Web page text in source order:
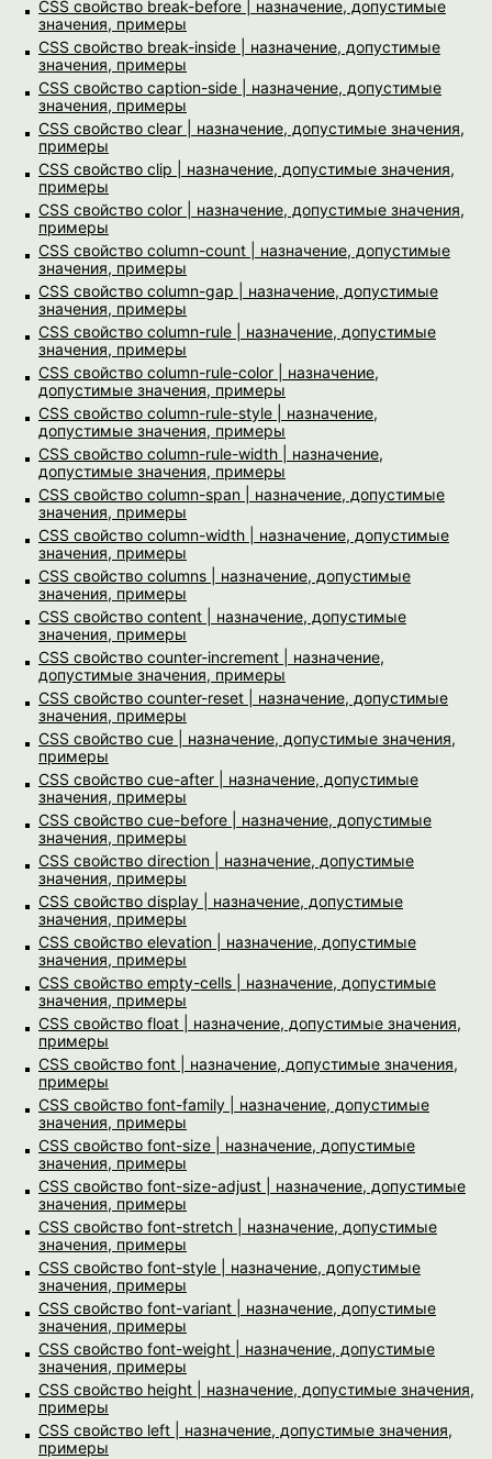
CSS свойство break-before | назначение, допустимые
значения, примеры
CSS свойство break-inside | назначение, допустимые
значения, примеры
CSS свойство caption-side | назначение, допустимые
значения, примеры
CSS свойство clear | назначение, допустимые значения,
примеры
CSS свойство clip | назначение, допустимые значения,
примеры
CSS свойство color | назначение, допустимые значения,
примеры
CSS свойство column-count | назначение, допустимые
значения, примеры
CSS свойство column-gap | назначение, допустимые
значения, примеры
CSS свойство column-rule | назначение, допустимые
значения, примеры
CSS свойство column-rule-color | назначение,
допустимые значения, примеры
CSS свойство column-rule-style | назначение,
допустимые значения, примеры
CSS свойство column-rule-width | назначение,
допустимые значения, примеры
CSS свойство column-span | назначение, допустимые
значения, примеры
CSS свойство column-width | назначение, допустимые
значения, примеры
CSS свойство columns | назначение, допустимые
значения, примеры
CSS свойство content | назначение, допустимые
значения, примеры
CSS свойство counter-increment | назначение,
допустимые значения, примеры
CSS свойство counter-reset | назначение, допустимые
значения, примеры
CSS свойство cue | назначение, допустимые значения,
примеры
CSS свойство cue-after | назначение, допустимые
значения, примеры
CSS свойство cue-before | назначение, допустимые
значения, примеры
CSS свойство direction | назначение, допустимые
значения, примеры
CSS свойство display | назначение, допустимые
значения, примеры
CSS свойство elevation | назначение, допустимые
значения, примеры
CSS свойство empty-cells | назначение, допустимые
значения, примеры
CSS свойство float | назначение, допустимые значения,
примеры
CSS свойство font | назначение, допустимые значения,
примеры
CSS свойство font-family | назначение, допустимые
значения, примеры
CSS свойство font-size | назначение, допустимые
значения, примеры
CSS свойство font-size-adjust | назначение, допустимые
значения, примеры
CSS свойство font-stretch | назначение, допустимые
значения, примеры
CSS свойство font-style | назначение, допустимые
значения, примеры
CSS свойство font-variant | назначение, допустимые
значения, примеры
CSS свойство font-weight | назначение, допустимые
значения, примеры
CSS свойство height | назначение, допустимые значения,
примеры
CSS свойство left | назначение, допустимые значения,
примеры